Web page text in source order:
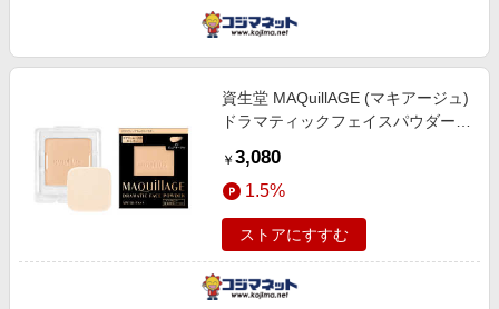
資生堂 MAQuillAGE (マキアージュ)
ドラマティックフェイスパウダー
クル (8g)
￥ 3,080
1.5%
ストアにすすむ